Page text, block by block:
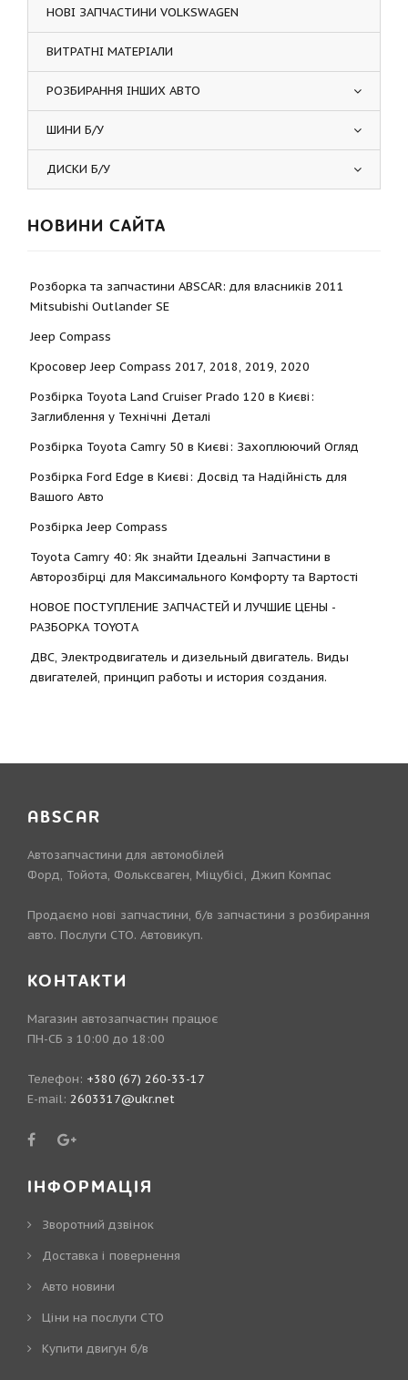
НОВІ ЗАПЧАСТИНИ VOLKSWAGEN
ВИТРАТНІ МАТЕРІАЛИ
РОЗБИРАННЯ ІНШИХ АВТО
ШИНИ Б/У
ДИСКИ Б/У
НОВИНИ САЙТА
Розборка та запчастини ABSCAR: для власників 2011
Mitsubishi Outlander SE
Jeep Compass
Кросовер Jeep Compass 2017, 2018, 2019, 2020
Розбірка Toyota Land Cruiser Prado 120 в Києві:
Заглиблення у Технічні Деталі
Розбірка Toyota Camry 50 в Києві: Захоплюючий Огляд
Розбірка Ford Edge в Києві: Досвід та Надійність для
Вашого Авто
Розбірка Jeep Compass
Toyota Camry 40: Як знайти Ідеальні Запчастини в
Авторозбірці для Максимального Комфорту та Вартості
НОВОЕ ПОСТУПЛЕНИЕ ЗАПЧАСТЕЙ И ЛУЧШИЕ ЦЕНЫ -
РАЗБОРКА TOYOTА
ДВС, Электродвигатель и дизельный двигатель. Виды
двигателей, принцип работы и история создания.
ABSCAR
Автозапчастини для автомобілей
Форд, Тойота, Фольксваген, Міцубісі, Джип Компас
Продаємо нові запчастини, б/в запчастини з розбирання
авто. Послуги СТО. Автовикуп.
КОНТАКТИ
Магазин автозапчастин працює
ПН-СБ з 10:00 до 18:00
Телефон: +380 (67) 260-33-17
E-mail: 2603317@ukr.net
ІНФОРМАЦІЯ
Зворотний дзвінок
Доставка і повернення
Авто новини
Ціни на послуги СТО
Купити двигун б/в